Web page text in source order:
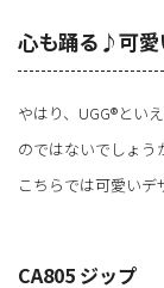
心も踊る♪可愛
やはり、UGG®とい
のではないでしょう
こちらでは可愛い
CA805 ジップ